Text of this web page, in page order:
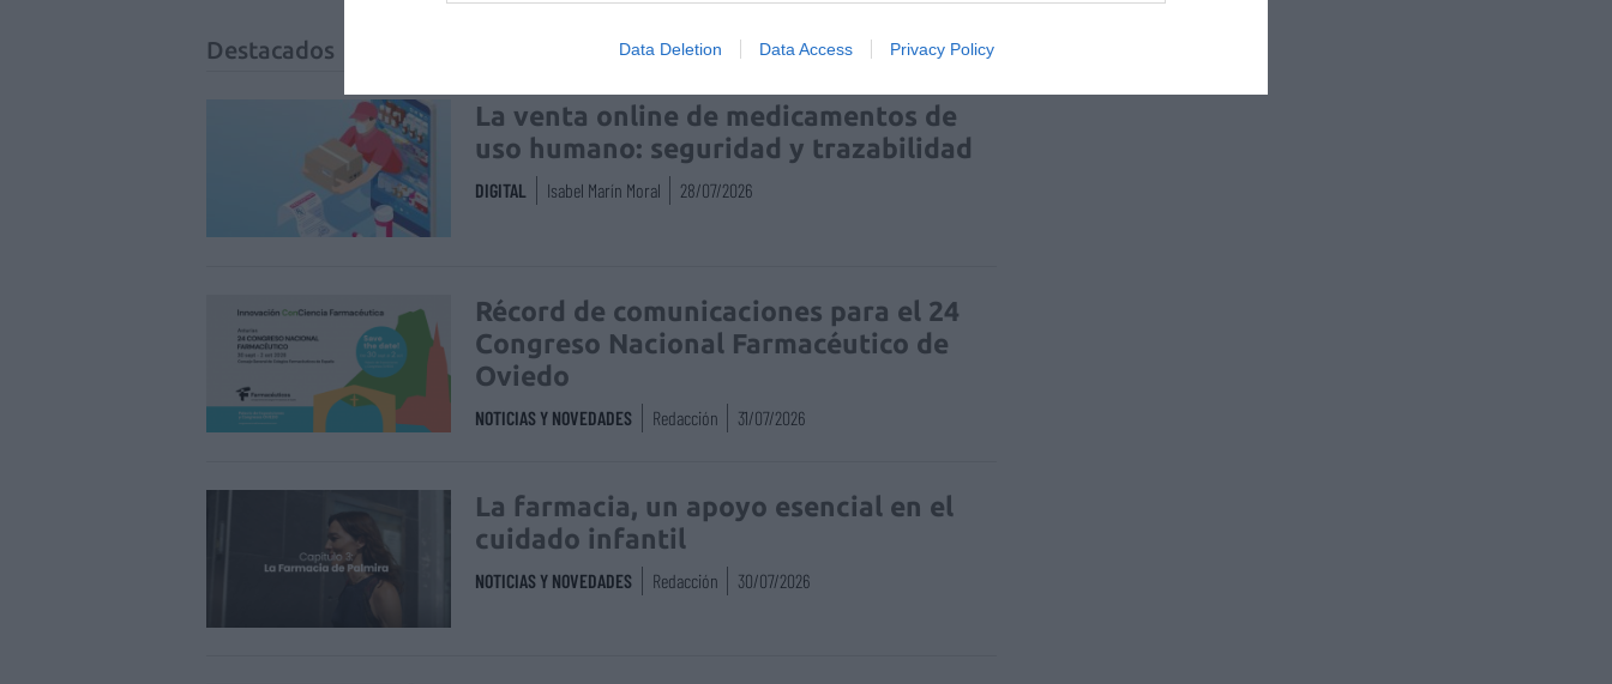
Data Deletion Data Access Privacy Policy
Destacados
La venta online de medicamentos de
uso humano: seguridad y trazabilidad
DIGITAL Isabel Marín Moral 28/07/2026
Récord de comunicaciones para el 24
Congreso Nacional Farmacéutico de
Oviedo
NOTICIAS Y NOVEDADES Redacción 31/07/2026
La farmacia, un apoyo esencial en el
cuidado infantil
NOTICIAS Y NOVEDADES Redacción 30/07/2026